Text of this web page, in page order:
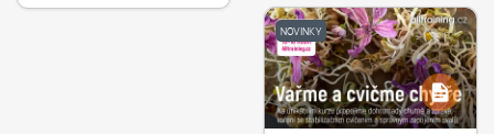
NOVINKY